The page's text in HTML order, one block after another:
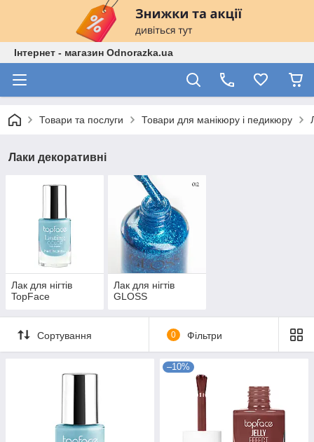
Інтернет - магазин Odnorazka.ua
Товари та послуги Товари для манікюру і педикюру
Лаки декоративні
Лак для нігтів
TopFace
Лак для нігтів
GLOSS
Сортування 0 Фільтри
–10%